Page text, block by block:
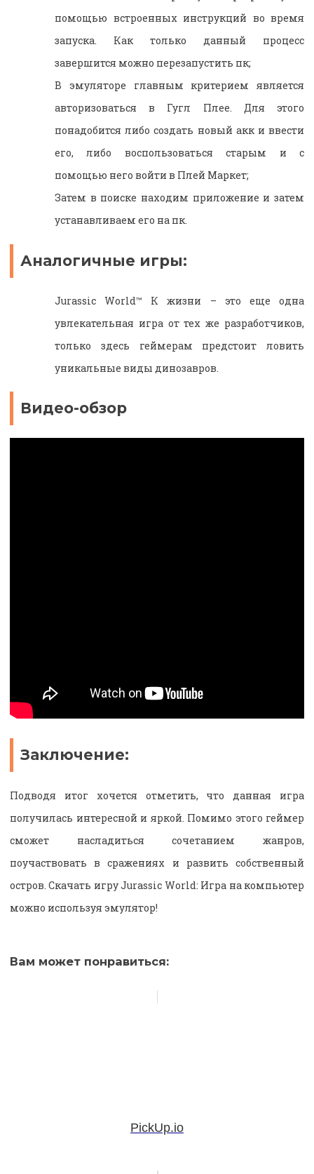
помощью встроенных инструкций во время
запуска. Как только данный процесс
завершится можно перезапустить пк;
В эмуляторе главным критерием является
авторизоваться в Гугл Плее. Для этого
понадобится либо создать новый акк и ввести
его, либо воспользоваться старым и с
помощью него войти в Плей Маркет;
Затем в поиске находим приложение и затем
устанавливаем его на пк.
Аналогичные игры:
Jurassic World™ К жизни – это еще одна
увлекательная игра от тех же разработчиков,
только здесь геймерам предстоит ловить
уникальные виды динозавров.
Видео-обзор
Заключение:
Подводя итог хочется отметить, что данная игра
получилась интересной и яркой. Помимо этого геймер
сможет насладиться сочетанием жанров,
поучаствовать в сражениях и развить собственный
остров. Скачать игру Jurassic World: Игра на компьютер
можно используя эмулятор!
Вам может понравиться:
PickUp.io